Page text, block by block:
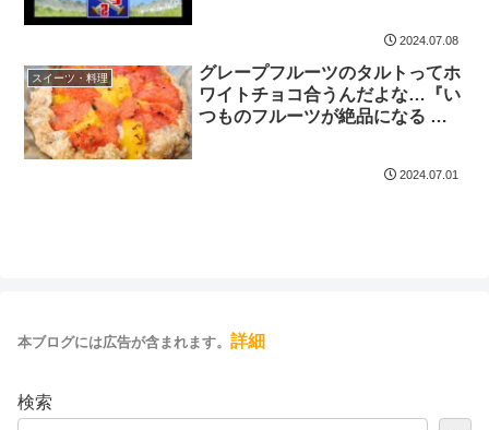
2024.07.08
スイーツ・料理
グレープフルーツのタルトってホ
ワイトチョコ合うんだよな…『い
つものフルーツが絶品になる 型
2024.07.01
本ブログには広告が含まれます。 詳細
検索